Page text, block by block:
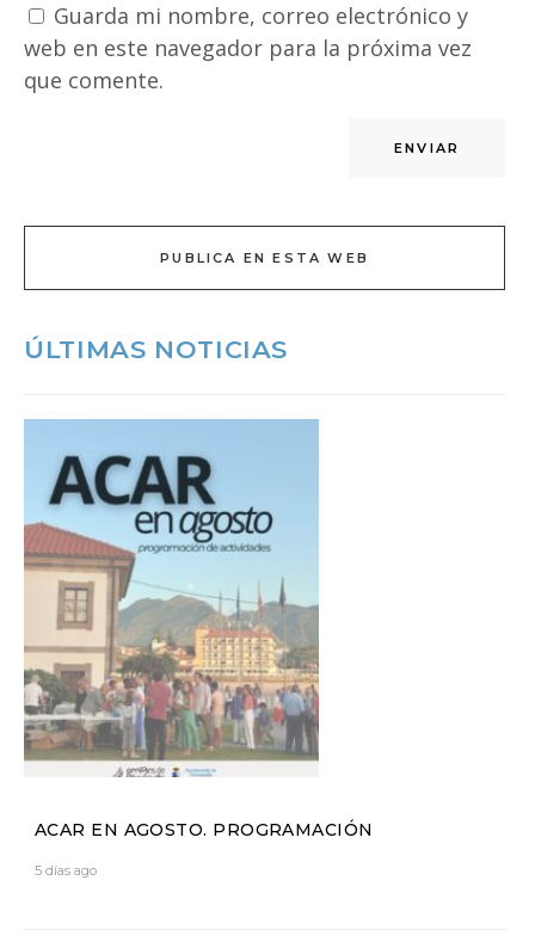
Guarda mi nombre, correo electrónico y
web en este navegador para la próxima vez
que comente.
PUBLICA EN ESTA WEB
ÚLTIMAS NOTICIAS
ACAR EN AGOSTO. PROGRAMACIÓN
5 días ago